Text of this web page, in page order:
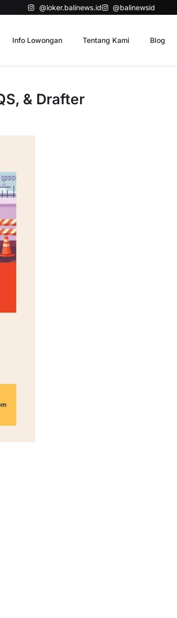
@loker.balinews.id @balinewsid
Info Lowongan Tentang Kami Blog
& Drafter